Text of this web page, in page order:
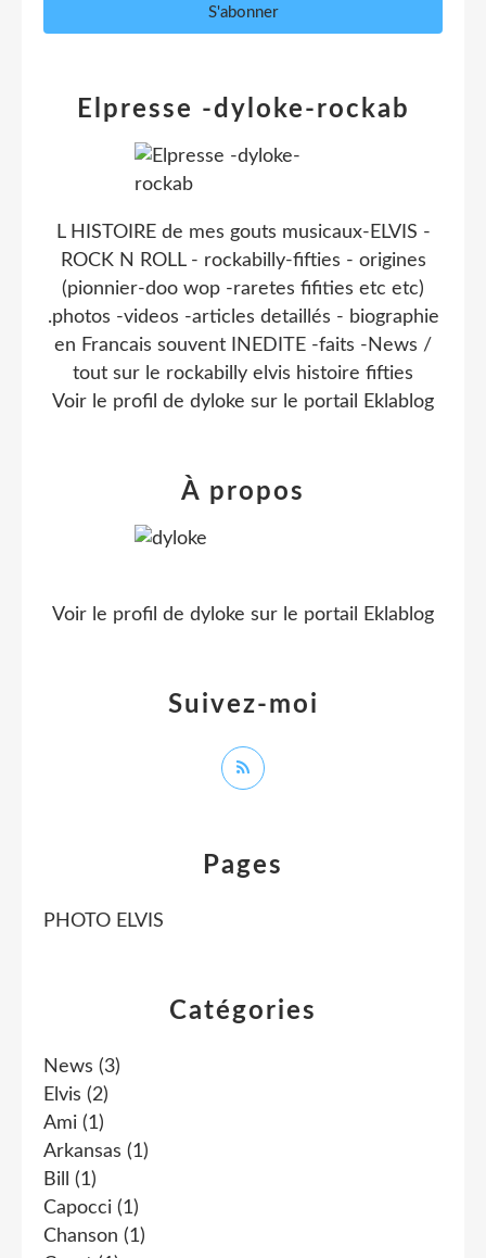
Catégories
News (3)
Elvis (2)
Ami (1)
Arkansas (1)
Bill
(1)
Capocci (1)
Chanson (1)
Pages
PHOTO ELVIS
Elpresse -dyloke-rockab
L HISTOIRE de mes gouts musicaux-ELVIS -
ROCK N ROLL - rockabilly-fifties - origines
(pionnier-doo wop -raretes fifities etc etc)
.photos -videos -articles detaillés - biographie
en Francais souvent INEDITE -faits -News /
tout sur le rockabilly elvis histoire fifties
Voir le profil de dyloke sur le portail Eklablog
Suivez-moi
À propos
Voir le profil de dyloke sur le portail Eklablog